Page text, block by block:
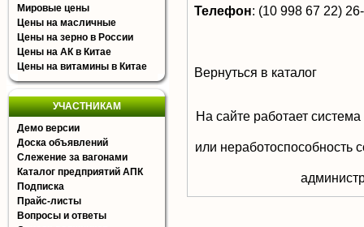
Мировые цены
Цены на масличные
Цены на зерно в России
Цены на АК в Китае
Цены на витамины в Китае
УЧАСТНИКАМ
Демо версии
Доска объявлений
Слежение за вагонами
Каталог предприятий АПК
Подписка
Прайс-листы
Вопросы и ответы
Телефон: (10 998 67 22)
Вернуться в каталог
На сайте работает
или неработоспособность